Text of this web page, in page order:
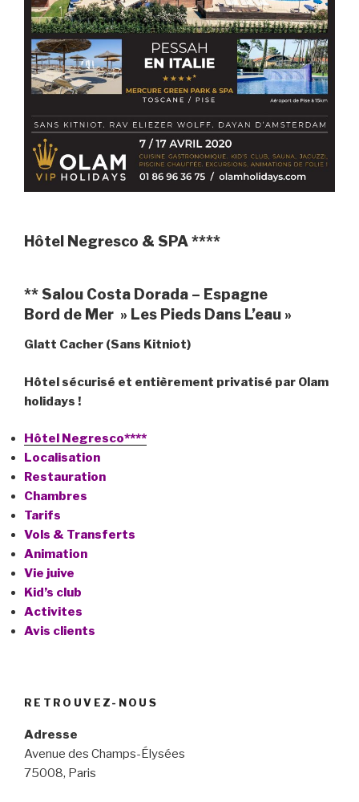
Hôtel Negresco & SPA ****
** Salou Costa Dorada – Espagne
Bord de Mer » Les Pieds Dans L’eau »
Glatt Cacher (Sans Kitniot)
Hôtel sécurisé et entièrement privatisé par Olam
holidays !
Hôtel Negresco****
Localisation
Restauration
Chambres
Tarifs
Vols & Transferts
Animation
Vie juive
Kid’s club
Activites
Avis clients
RETROUVEZ-NOUS
Adresse
Avenue des Champs-Élysées
75008, Paris